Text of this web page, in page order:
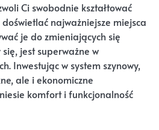
Ci swobodnie kształtować
najważniejsze miejsca
je do zmieniających się
jest superważne w
Inwestując w system szynowy,
ale i ekonomiczne
komfort i funkcjonalność